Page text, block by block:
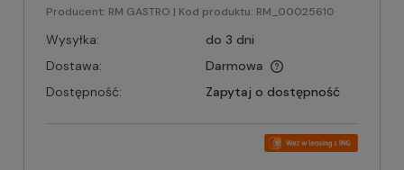
Producent: RM GASTRO | Kod produktu: RM_00025610
Wysyłka:
do 3 dni
Dostawa:
Darmowa
Dostępność:
Zapytaj o dostępność